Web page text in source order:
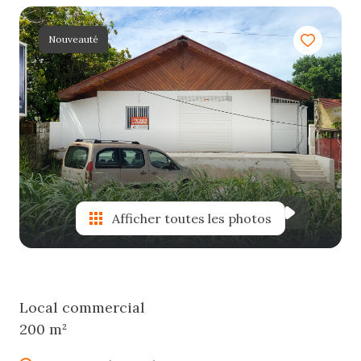
e-
mail
estimation
contact
Nouveauté
Afficher toutes les photos
Local commercial
200 m²